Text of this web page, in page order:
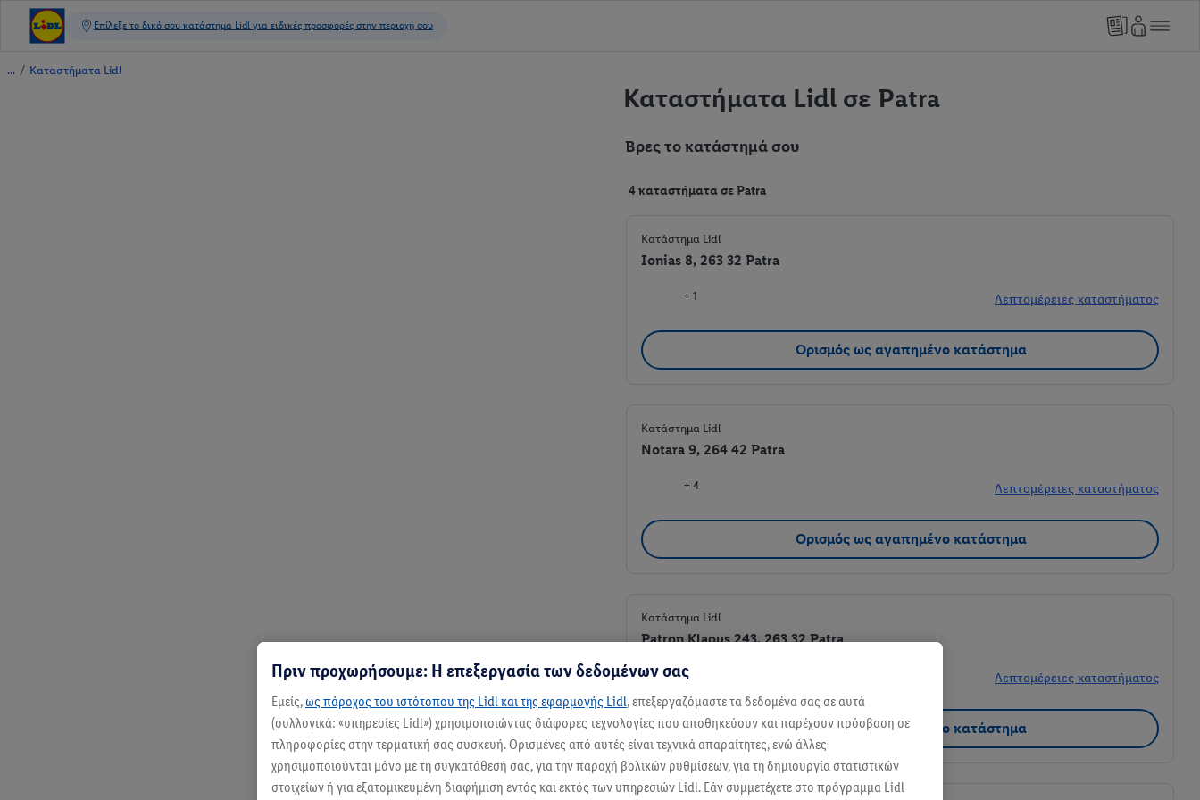
/ Καταστήματα Lidl
Καταστήματα Lidl σε Patra
Βρες το κατάστημά σου
4 καταστήματα σε Patra
Κατάστημα Lidl
Ionias 8, 263 32 Patra
+ 1 Λεπτομέρειες καταστήματος
Ορισμός ως αγαπημένο κατάστημα
Κατάστημα Lidl
Notara 9, 264 42 Patra
+ 4 Λεπτομέρειες καταστήματος
Ορισμός ως αγαπημένο κατάστημα
Κατάστημα Lidl
Patron Klaous 243, 263 32 Patra
+ 3 Λεπτομέρειες καταστήματος
Ορισμός ως αγαπημένο κατάστημα
Πριν προχωρήσουμε: Η επεξεργασία των δεδομένων σας
Εμείς,ως πάροχος του ιστότοπου της Lidl και της εφαρμογής Lidl, επεξεργαζόμαστε τα δεδομένα σας σε αυτά
(συλλογικά: «υπηρεσίες Lidl») χρησιμοποιώντας διάφορες τεχνολογίες που αποθηκεύουν και παρέχουν πρόσβαση σε
πληροφορίες στην τερματική σας συσκευή. Ορισμένες από αυτές είναι τεχνικά απαραίτητες, ενώ άλλες
χρησιμοποιούνται μόνο με τη συγκατάθεσή σας, για την παροχή βολικών ρυθμίσεων, για τη δημιουργία στατιστικών
στοιχείων ή για εξατομικευμένη διαφήμιση εντός και εκτός των υπηρεσιών Lidl. Εάν συμμετέχετε στο πρόγραμμα Lidl